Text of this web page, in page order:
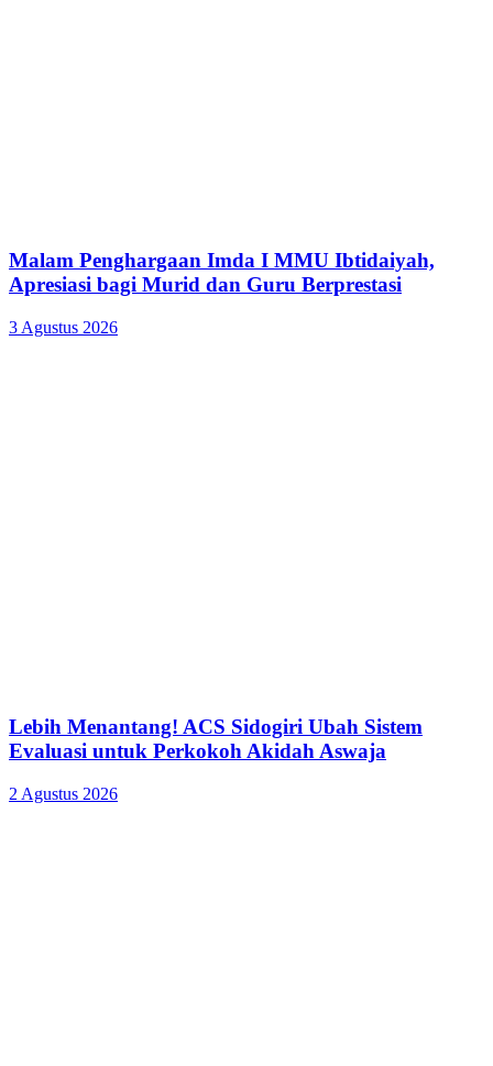
Malam Penghargaan Imda I MMU Ibtidaiyah,
Apresiasi bagi Murid dan Guru Berprestasi
3 Agustus 2026
Lebih Menantang! ACS Sidogiri Ubah Sistem
Evaluasi untuk Perkokoh Akidah Aswaja
2 Agustus 2026